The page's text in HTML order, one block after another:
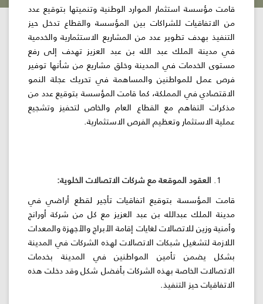
الخدمات
الإلكترونية
اللجنة
اللوائية
المشاريع
الإعلامي
اتصل
قامت مؤسسة استثمار الموارد الوطنية وتنميتها بتوقيع عدد
من الاتفاقيات للشراكات بين المؤسسة والقطاع تدخل حيز
التنفيذ بهدف تطوير عدد من المشاريع الاستثمارية والخدمية
في مدينة الملك عبد الله بن عبد العزيز تهدف إلى رفع
مستوى الخدمات في المدينة وخلق مشاريع من شأنها توفير
فرص عمل للمواطنين والمساهمة في تحريك عجلة النمو
الاقتصادي في المملكة، كما قامت المؤسسة بتوقيع عدد من
مذكرات التفاهم مع القطاع العام والخاص لتحفيز وتشجيع
عملية الاستثمار وتعظيم الفرص الاستثمارية.
العقود الموقعة مع شركات الاتصالات الخلوية:
قامت المؤسسة بتوقيع اتفاقيات تأجير لقطع أراضي في
مدينة الملك عبدالله بن عبد العزيز مع كل من شركة أورانج
وأمنية وزين للاتصالات لغايات إقامة الأبراج والأجهزة والمعدات
اللازمة لتشغيل شبكات الاتصالات لهذه الشركات في المدينة
بشكل يضمن تأمين المواطنين في المدينة بخدمات
الاتصالات الخاصة بهذه الشركات بأفضل شكل وقد دخلت هذه
الاتفاقيات حيز التنفيذ.